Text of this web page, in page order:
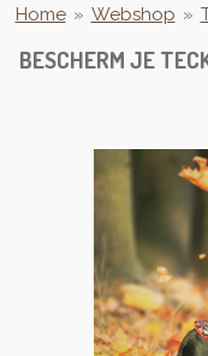
Home » Webshop »
BESCHERM JE